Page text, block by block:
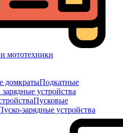
мототехники
домкратыПодкатные
устройства
Пусковые
зарядные устройства